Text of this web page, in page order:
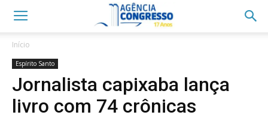
Início
Espírito Santo
Jornalista capixaba lança
livro com 74 crônicas